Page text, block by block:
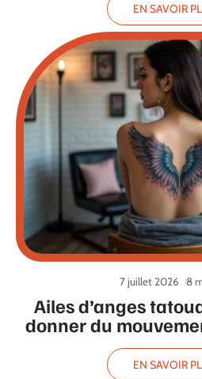
EN SAVOIR
Ailes d’anges
donner du
7 juillet 2026 8
EN SAVOIR